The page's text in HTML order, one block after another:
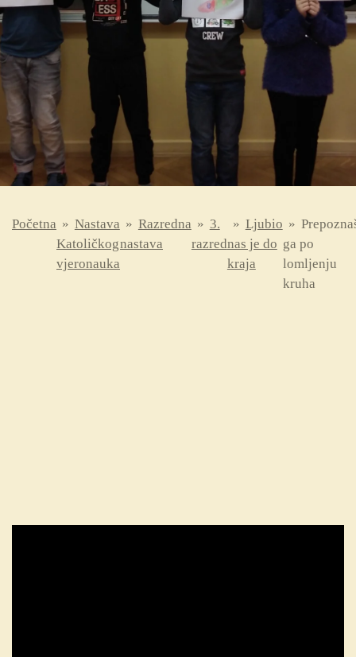
Početna » Nastava
Katoličkog
vjeronauka
» Razredna
nastava
» 3.
razred
» Ljubio
nas je do
kraja
»
ga po
lomljenju
kruha